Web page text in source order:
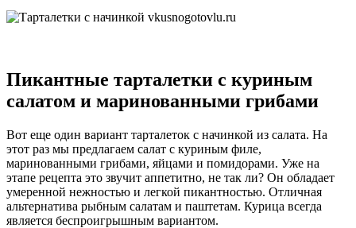
Пикантные тарталетки с куриным
салатом и маринованными грибами
Вот еще один вариант тарталеток с начинкой из салата. На
этот раз мы предлагаем салат с куриным филе,
маринованными грибами, яйцами и помидорами. Уже на
этапе рецепта это звучит аппетитно, не так ли? Он обладает
умеренной нежностью и легкой пикантностью. Отличная
альтернатива рыбным салатам и паштетам. Курица всегда
является беспроигрышным вариантом.